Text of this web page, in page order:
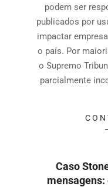
podem ser
publicados por
impactar
o país. Por
o Supremo
parcialmente
Caso